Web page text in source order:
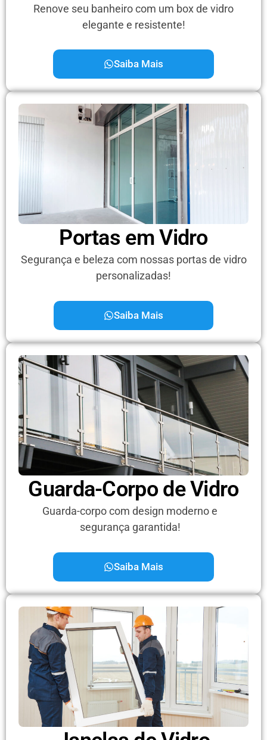
Renove seu banheiro com um box de vidro
elegante e resistente!
Saiba Mais
Portas em Vidro
Segurança e beleza com nossas portas de vidro
personalizadas!
Saiba Mais
Guarda-Corpo de Vidro
Guarda-corpo com design moderno e
segurança garantida!
Saiba Mais